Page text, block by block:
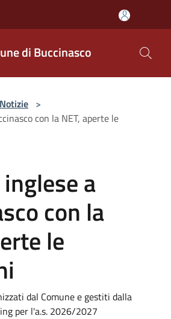
di Buccinasco
Notizie >
con la NET, aperte le
a
con la
le
dal Comune e gestiti dalla
per l'a.s. 2026/2027